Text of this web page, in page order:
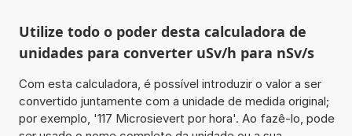
Utilize todo o poder desta calculadora de
unidades para converter uSv/h para nSv/s
Com esta calculadora, é possível introduzir o valor a ser
convertido juntamente com a unidade de medida original;
por exemplo, '117 Microsievert por hora'. Ao fazê-lo, pode